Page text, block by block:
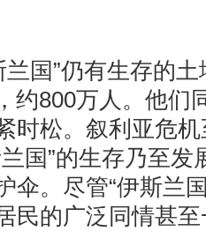
国”仍有生存的土
约800万人。他们
时松。叙利亚危
国”的生存乃至发
伞。尽管“伊斯兰
民的广泛同情甚